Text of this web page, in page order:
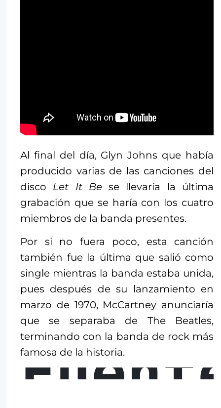
Al final del día, Glyn Johns que había
producido varias de las canciones del
disco Let It Bese llevaría la última
grabación que se haría con los cuatro
miembros de la banda presentes.
Por si no fuera poco, esta canción
también fue la última que salió como
single mientras la banda estaba unida,
pues después de su lanzamiento en
marzo de 1970, McCartney anunciaría
que se separaba de The Beatles,
terminando con la banda de rock más
famosa de la historia.